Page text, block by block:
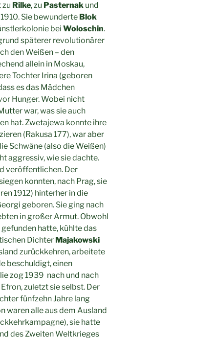
zu Rilke, zu Pasternakund
Sie bewunderte Blok
bei Woloschin.
späterer revolutionärer
den Weißen – den
allein in Moskau,
Tochter Irina (geboren
es das Mädchen
Hunger. Wobei nicht
war, was sie auch
hat. Zwetajewa konnte ihre
(Rakusa 177), war aber
Schwäne (also die Weißen)
aggressiv, wie sie dachte.
veröffentlichen. Der
konnten, nach Prag, sie
1912) hinterher in die
geboren. Sie ging nach
in großer Armut. Obwohl
hatte, kühlte das
Dichter Majakowski
zurückkehren, arbeitete
beschuldigt, einen
zog 1939 nach und nach
zuletzt sie selbst. Der
fünfzehn Jahre lang
waren alle aus dem Ausland
sie hatte
des Zweiten Weltkrieges